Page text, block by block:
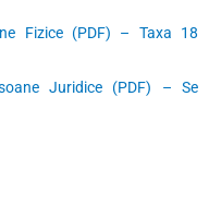
Fizice (PDF) – Taxa 18
Juridice (PDF) – Se